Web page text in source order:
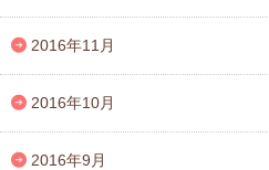
2016年11月
2016年10月
2016年9月